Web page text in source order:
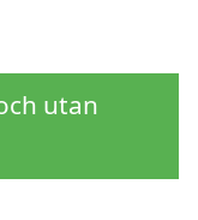
utan